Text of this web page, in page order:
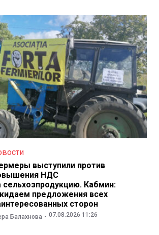
выступили против
НДС
сельхозпродукцию. Кабмин:
предложения всех
сторон
Балахнова 07.08.2026 11:26